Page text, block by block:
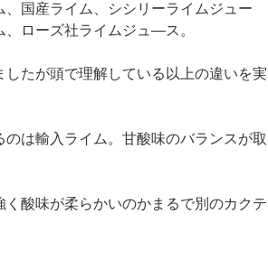
国産ライム、シシリーライムジュー
ローズ社ライムジュ—ス。
たが頭で理解している以上の違いを実
は輸入ライム。甘酸味のバランスが取
酸味が柔らかいのかまるで別のカクテ